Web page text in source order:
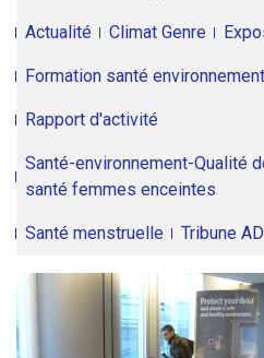
Actualité Climat Genre
Formation santé
Rapport d'activité
Santé-environnement-Qualité
santé femmes enceintes
Santé menstruelle Tribune